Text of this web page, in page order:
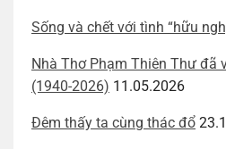
Sống và chết với tình “hữu
Nhà Thơ Phạm Thiên Thư đã
(1940-2026) 11.05.2026
Đêm thấy ta cùng thác đổ